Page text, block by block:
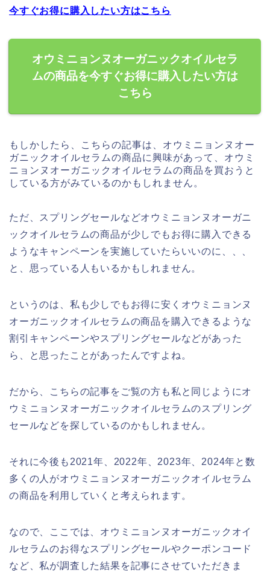
今すぐお得に購入したい方はこちら
オウミニョンヌオーガニックオイルセラ
ムの商品を今すぐお得に購入したい方は
こちら
もしかしたら、こちらの記事は、オウミニョンヌオー
ガニックオイルセラムの商品に興味があって、オウミ
ニョンヌオーガニックオイルセラムの商品を買おうと
している方がみているのかもしれません。
ただ、スプリングセールなどオウミニョンヌオーガニ
ックオイルセラムの商品が少しでもお得に購入できる
ようなキャンペーンを実施していたらいいのに、、、
と、思っている人もいるかもしれません。
というのは、私も少しでもお得に安くオウミニョンヌ
オーガニックオイルセラムの商品を購入できるような
割引キャンペーンやスプリングセールなどがあった
ら、と思ったことがあったんですよね。
だから、こちらの記事をご覧の方も私と同じようにオ
ウミニョンヌオーガニックオイルセラムのスプリング
セールなどを探しているのかもしれません。
それに今後も2021年、2022年、2023年、2024年と数
多くの人がオウミニョンヌオーガニックオイルセラム
の商品を利用していくと考えられます。
なので、ここでは、オウミニョンヌオーガニックオイ
ルセラムのお得なスプリングセールやクーポンコード
など、私が調査した結果を記事にさせていただきま